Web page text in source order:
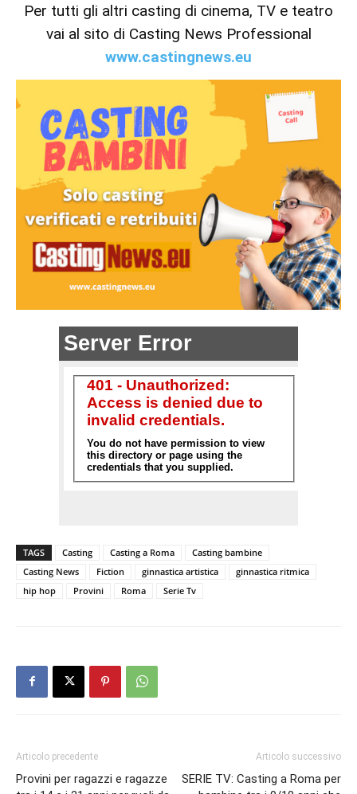
Per tutti gli altri casting di cinema, TV e teatro
vai al sito di Casting News Professional
www.castingnews.eu
TAGS Casting Casting a Roma
Casting bambine
Casting News
Fiction ginnastica artistica
ginnastica ritmica
hip hop
Provini Roma Serie Tv
Articolo precedente
Provini per ragazzi e ragazze
Articolo successivo
SERIE TV: Casting a Roma per